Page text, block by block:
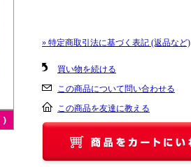
» 特定商取引法に基づく表記 (返品など)
買い物を続ける
この商品について問い合わせる
この商品を友達に教える